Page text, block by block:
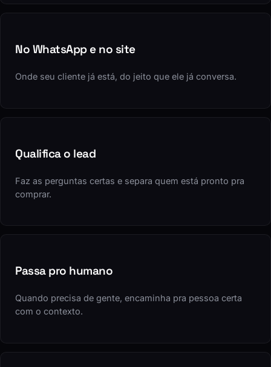
No WhatsApp e no site
Onde seu cliente já está, do jeito que ele já conversa.
Qualifica o lead
Faz as perguntas certas e separa quem está pronto pra
comprar.
Passa pro humano
Quando precisa de gente, encaminha pra pessoa certa
com o contexto.